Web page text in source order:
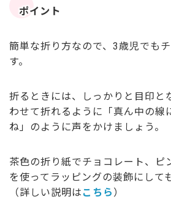
ポイント
簡単な折り方なので、3歳児でも
す。
折るときには、しっかりと目印と
わせて折れるように「真ん中の線
ね」のように声をかけましょう。
茶色の折り紙でチョコレート、ピ
を使ってラッピングの装飾にして
（詳しい説明は こちら ）